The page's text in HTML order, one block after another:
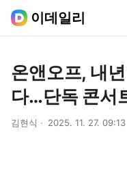
이데일리
온앤오프, 내
다…단독 콘서
김현식 2025. 11. 27. 09:13